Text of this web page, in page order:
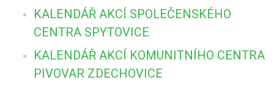
KALENDÁŘ AKCÍ SPOLEČENSKÉHO
CENTRA SPYTOVICE
KALENDÁŘ AKCÍ KOMUNITNÍHO CENTRA
PIVOVAR ZDECHOVICE